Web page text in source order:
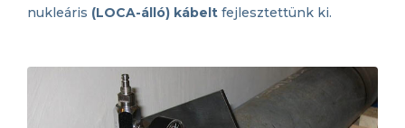
nukleáris (LOCA-álló) kábelt fejlesztettünk ki.